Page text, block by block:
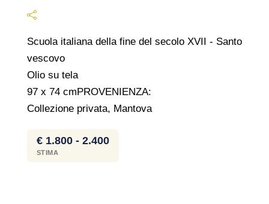
Scuola italiana della fine del secolo XVII - Santo
vescovo
Olio su tela
97 x 74 cmPROVENIENZA:
Collezione privata, Mantova
€ 1.800 - 2.400
STIMA